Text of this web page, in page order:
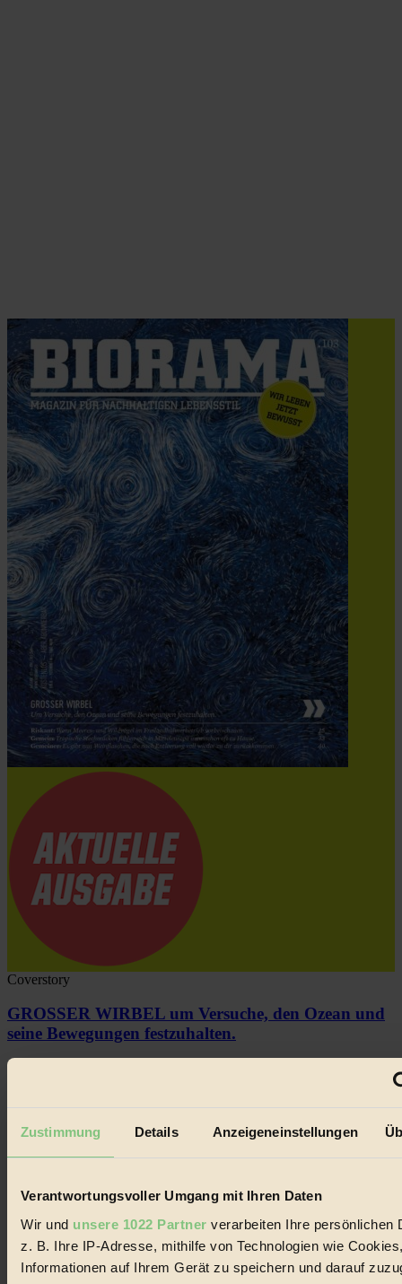
Zustimmung Details Anzeigeneinstellungen
Verantwortungsvoller Umgang mit Ihren Daten
Wir und unsere 1022 Partner verarbeiten Ihre persönlichen
z. B. Ihre IP-Adresse, mithilfe von Technologien wie
Informationen auf Ihrem Gerät zu speichern und darauf
Coverstory
GROSSER WIRBEL um Versuche, den Ozean und
seine Bewegungen festzuhalten.
Außerdem im Heft
GEMEIN:
Tropische Stechmücken fühlen sich in
GEMEINER:Es gibt nun Weinflaschen, die nach